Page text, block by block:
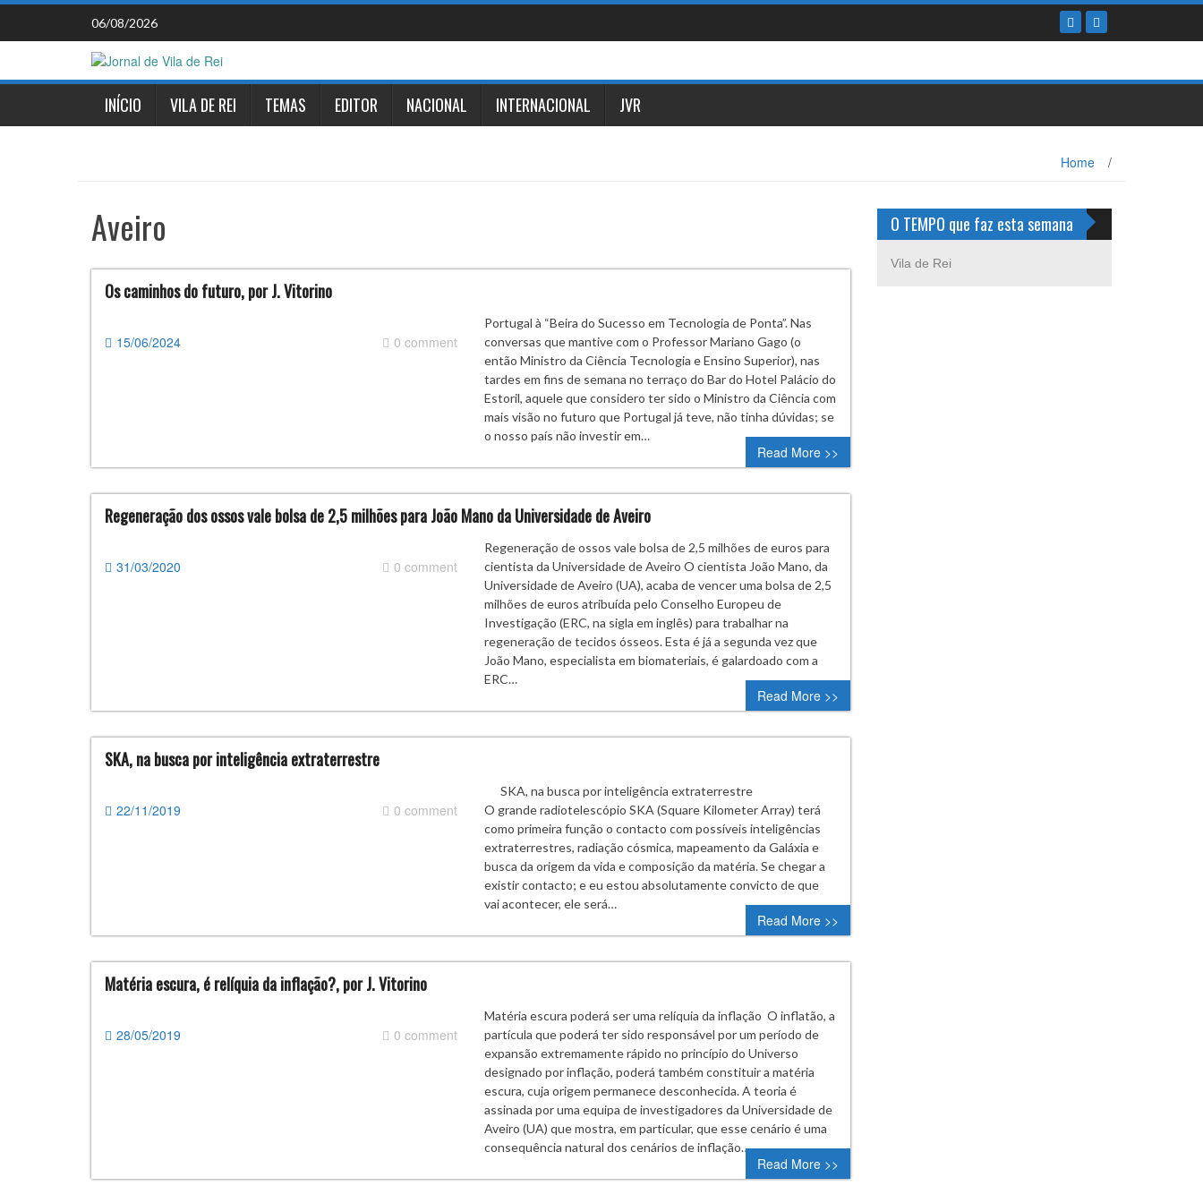
Skip
content
06/08/2026
INÍCIO VILA DE REI TEMAS EDITOR NACIONAL INTERNACIONAL JVR
Home /
Aveiro
Os caminhos do futuro, por J. Vitorino
15/06/2024 0 comment
Portugal à “Beira do Sucesso em Tecnologia de Ponta”. Nas
conversas que mantive com o Professor Mariano Gago (o
então Ministro da Ciência Tecnologia e Ensino Superior), nas
tardes em fins de semana no terraço do Bar do Hotel Palácio do
Estoril, aquele que considero ter sido o Ministro da Ciência com
mais visão no futuro que Portugal já teve, não tinha dúvidas; se
o nosso país não investir em…
Read More >>
Regeneração dos ossos vale bolsa de 2,5 milhões para João Mano da Universidade de Aveiro
31/03/2020 0 comment
Regeneração de ossos vale bolsa de 2,5 milhões de euros para
cientista da Universidade de Aveiro O cientista João Mano, da
Universidade de Aveiro (UA), acaba de vencer uma bolsa de 2,5
milhões de euros atribuída pelo Conselho Europeu de
Investigação (ERC, na sigla em inglês) para trabalhar na
regeneração de tecidos ósseos. Esta é já a segunda vez que
João Mano, especialista em biomateriais, é galardoado com a
ERC…
Read More >>
SKA, na busca por inteligência extraterrestre
22/11/2019 0 comment
SKA, na busca por inteligência extraterrestre
O grande radiotelescópio SKA (Square Kilometer Array) terá
como primeira função o contacto com possíveis inteligências
extraterrestres, radiação cósmica, mapeamento da Galáxia e
busca da origem da vida e composição da matéria. Se chegar a
existir contacto; e eu estou absolutamente convicto de que
vai acontecer, ele será…
Read More >>
Matéria escura, é relíquia da inflação?, por J. Vitorino
28/05/2019 0 comment
Matéria escura poderá ser uma relíquia da inflação O inflatão, a
partícula que poderá ter sido responsável por um período de
expansão extremamente rápido no princípio do Universo
designado por inflação, poderá também constituir a matéria
escura, cuja origem permanece desconhecida. A teoria é
assinada por uma equipa de investigadores da Universidade de
Aveiro (UA) que mostra, em particular, que esse cenário é uma
consequência natural dos cenários de inflação…
Read More >>
O TEMPO que faz esta semana
Vila de Rei